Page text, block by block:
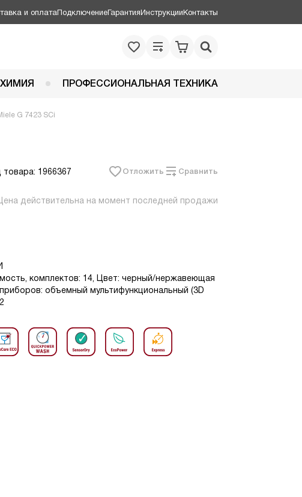
и оплатаПодключениеГарантияИнструкцииКонтакты
ПРОФЕССИОНАЛЬНАЯ ТЕХНИКА
G 7423 SCi
товара: 1966367 Отложить Сравнить
действительна на момент последней продажи
комплектов: 14, Цвет: черный/нержавеющая
объемный мультифункциональный (3D